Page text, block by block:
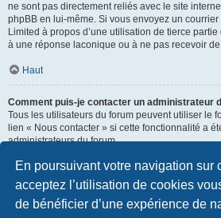
En poursuivant votre navigation sur
acceptez l’utilisation de cookies
de bénéficier d’une expérience de
ne sont pas directement reliés avec le site
phpBB en lui-même. Si vous envoyez un
Limited à propos d’une utilisation de tierce
à une réponse laconique ou à ne pas recevoir
Haut
Comment puis-je contacter un administrateur
Tous les utilisateurs du forum peuvent utiliser le
lien « Nous contacter » si cette fonctionnalité a
administrateurs du forum.
Les membres du forum peuvent également